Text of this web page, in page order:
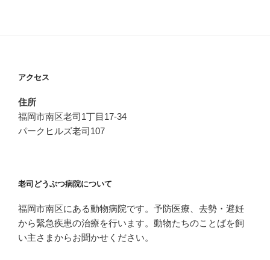
アクセス
住所
福岡市南区老司1丁目17-34
パークヒルズ老司107
老司どうぶつ病院について
福岡市南区にある動物病院です。予防医療、去勢・避妊
から緊急疾患の治療を行います。動物たちのことばを飼
い主さまからお聞かせください。